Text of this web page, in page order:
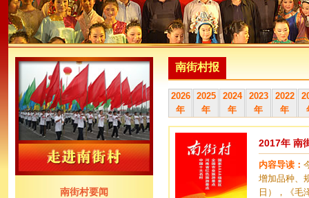
南街村要闻
南街村报
2026
年
2025
年
2024
年
2023
年
2022
年
2017年 南
内容导读：
增加品种、
日），《毛